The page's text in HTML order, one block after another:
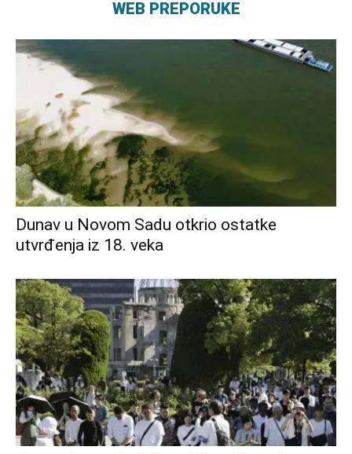
WEB PREPORUKE
Dunav u Novom Sadu otkrio ostatke
utvrđenja iz 18. veka